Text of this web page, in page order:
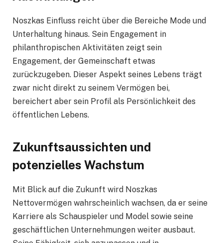
Noszkas Einfluss reicht über die Bereiche Mode und
Unterhaltung hinaus. Sein Engagement in
philanthropischen Aktivitäten zeigt sein
Engagement, der Gemeinschaft etwas
zurückzugeben. Dieser Aspekt seines Lebens trägt
zwar nicht direkt zu seinem Vermögen bei,
bereichert aber sein Profil als Persönlichkeit des
öffentlichen Lebens.
Zukunftsaussichten und
potenzielles Wachstum
Mit Blick auf die Zukunft wird Noszkas
Nettovermögen wahrscheinlich wachsen, da er seine
Karriere als Schauspieler und Model sowie seine
geschäftlichen Unternehmungen weiter ausbaut.